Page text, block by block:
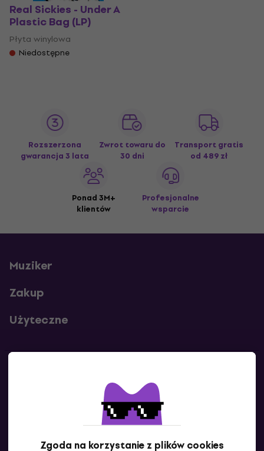
Zgoda na korzystanie z plików cookies
Real Sickies - Under A
Plastic Bag (LP)
Płyta winylowa
Niedostępne
Rozszerzona
gwarancja 3 lata
Zwrot towaru do
30 dni
Transport gratis
od 489 zł
Ponad 3M+
klientów
Profesjonalne
wsparcie
Muziker
Zakup
Użyteczne
Skontaktuj się z nami